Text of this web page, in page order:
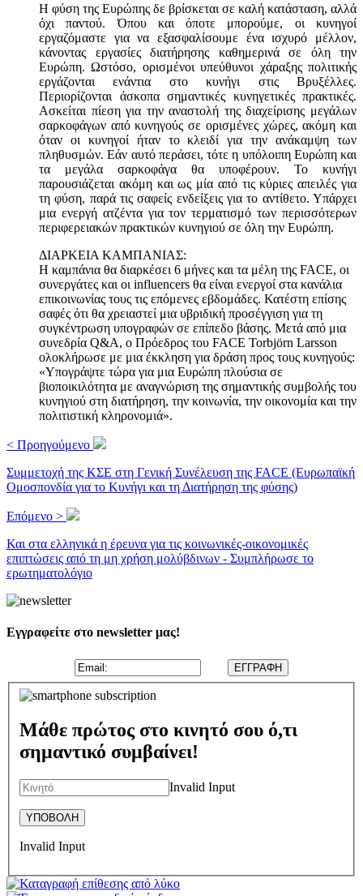
Η φύση της Ευρώπης δε βρίσκεται σε καλή κατάσταση, αλλά
όχι παντού. Όπου και όποτε μπορούμε, οι κυνηγοί
εργαζόμαστε για να εξασφαλίσουμε ένα ισχυρό μέλλον,
κάνοντας εργασίες διατήρησης καθημερινά σε όλη την
Ευρώπη. Ωστόσο, ορισμένοι υπεύθυνοι χάραξης πολιτικής
εργάζονται ενάντια στο κυνήγι στις Βρυξέλλες.
Περιορίζονται άσκοπα σημαντικές κυνηγετικές πρακτικές.
Ασκείται πίεση για την αναστολή της διαχείρισης μεγάλων
σαρκοφάγων από κυνηγούς σε ορισμένες χώρες, ακόμη και
όταν οι κυνηγοί ήταν το κλειδί για την ανάκαμψη των
πληθυσμών. Εάν αυτό περάσει, τότε η υπόλοιπη Ευρώπη και
τα μεγάλα σαρκοφάγα θα υποφέρουν. Το κυνήγι
παρουσιάζεται ακόμη και ως μία από τις κύριες απειλές για
τη φύση, παρά τις σαφείς ενδείξεις για το αντίθετο. Υπάρχει
μια ενεργή ατζέντα για τον τερματισμό των περισσότερων
περιφερειακών πρακτικών κυνηγιού σε όλη την Ευρώπη.
ΔΙΑΡΚΕΙΑ ΚΑΜΠΑΝΙΑΣ:
Η καμπάνια θα διαρκέσει 6 μήνες και τα μέλη της FACE, οι
συνεργάτες και οι influencers θα είναι ενεργοί στα κανάλια
επικοινωνίας τους τις επόμενες εβδομάδες. Κατέστη επίσης
σαφές ότι θα χρειαστεί μια υβριδική προσέγγιση για τη
συγκέντρωση υπογραφών σε επίπεδο βάσης. Μετά από μια
συνεδρία Q&A, ο Πρόεδρος του FACE Torbjörn Larsson
ολοκλήρωσε με μια έκκληση για δράση προς τους κυνηγούς:
«Υπογράψτε τώρα για μια Ευρώπη πλούσια σε
βιοποικιλότητα με αναγνώριση της σημαντικής συμβολής του
κυνηγιού στη διατήρηση, την κοινωνία, την οικονομία και την
πολιτιστική κληρονομιά».
< Προηγούμενο
Συμμετοχή της ΚΣΕ στη Γενική Συνέλευση της FACE (Ευρωπαϊκή
Ομοσπονδία για το Κυνήγι και τη Διατήρηση της φύσης)
Επόμενο >
Και στα ελληνικά η έρευνα για τις κοινωνικές-οικονομικές
επιπτώσεις από τη μη χρήση μολύβδινων - Συμπλήρωσε το
ερωτηματολόγιο
Εγγραφείτε στο newsletter μας!
Μάθε πρώτος στο κινητό σου ό,τι
σημαντικό συμβαίνει!
Invalid Input
Invalid Input